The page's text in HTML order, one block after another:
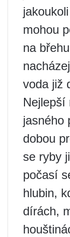
mohou
na
voda již
Nejlepší
jasného
dobou
se ryby
počasí
hlubin,
dírách,